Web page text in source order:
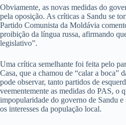
Obviamente, as novas medidas do
pela oposição. As críticas a Sandu se
Partido Comunista da Moldávia
proibição da língua russa, afirmando
legislativo”.
Uma crítica semelhante foi feita pelo
Casa, que a chamou de “calar a boca”
pode observar, tanto partidos de
veementemente as medidas do PAS, o
impopularidade do governo de Sandu e
os interesses da população local.